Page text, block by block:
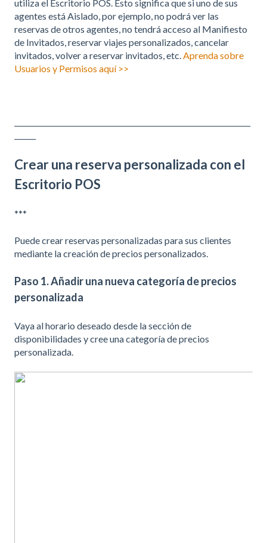
utiliza el Escritorio POS. Esto significa que si uno de sus
agentes está Aislado, por ejemplo, no podrá ver las
reservas de otros agentes, no tendrá acceso al Manifiesto
de Invitados, reservar viajes personalizados, cancelar
invitados, volver a reservar invitados, etc. Aprenda sobre
Usuarios y Permisos aquí >>
Crear una reserva personalizada con el
Escritorio POS
***
Puede crear reservas personalizadas para sus clientes
mediante la creación de precios personalizados.
Paso 1. Añadir una nueva categoría de precios
personalizada
Vaya al horario deseado desde la sección de
disponibilidades y cree una categoría de precios
personalizada.